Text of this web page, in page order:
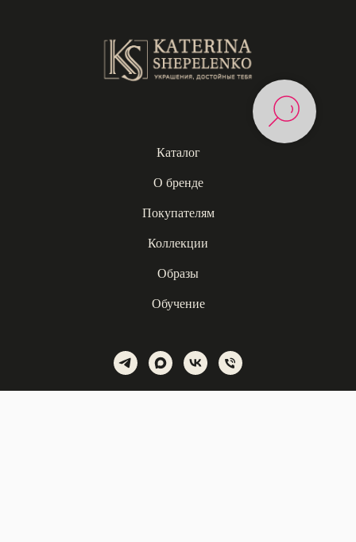
Каталог
О бренде
Покупателям
Коллекции
Образы
Обучение